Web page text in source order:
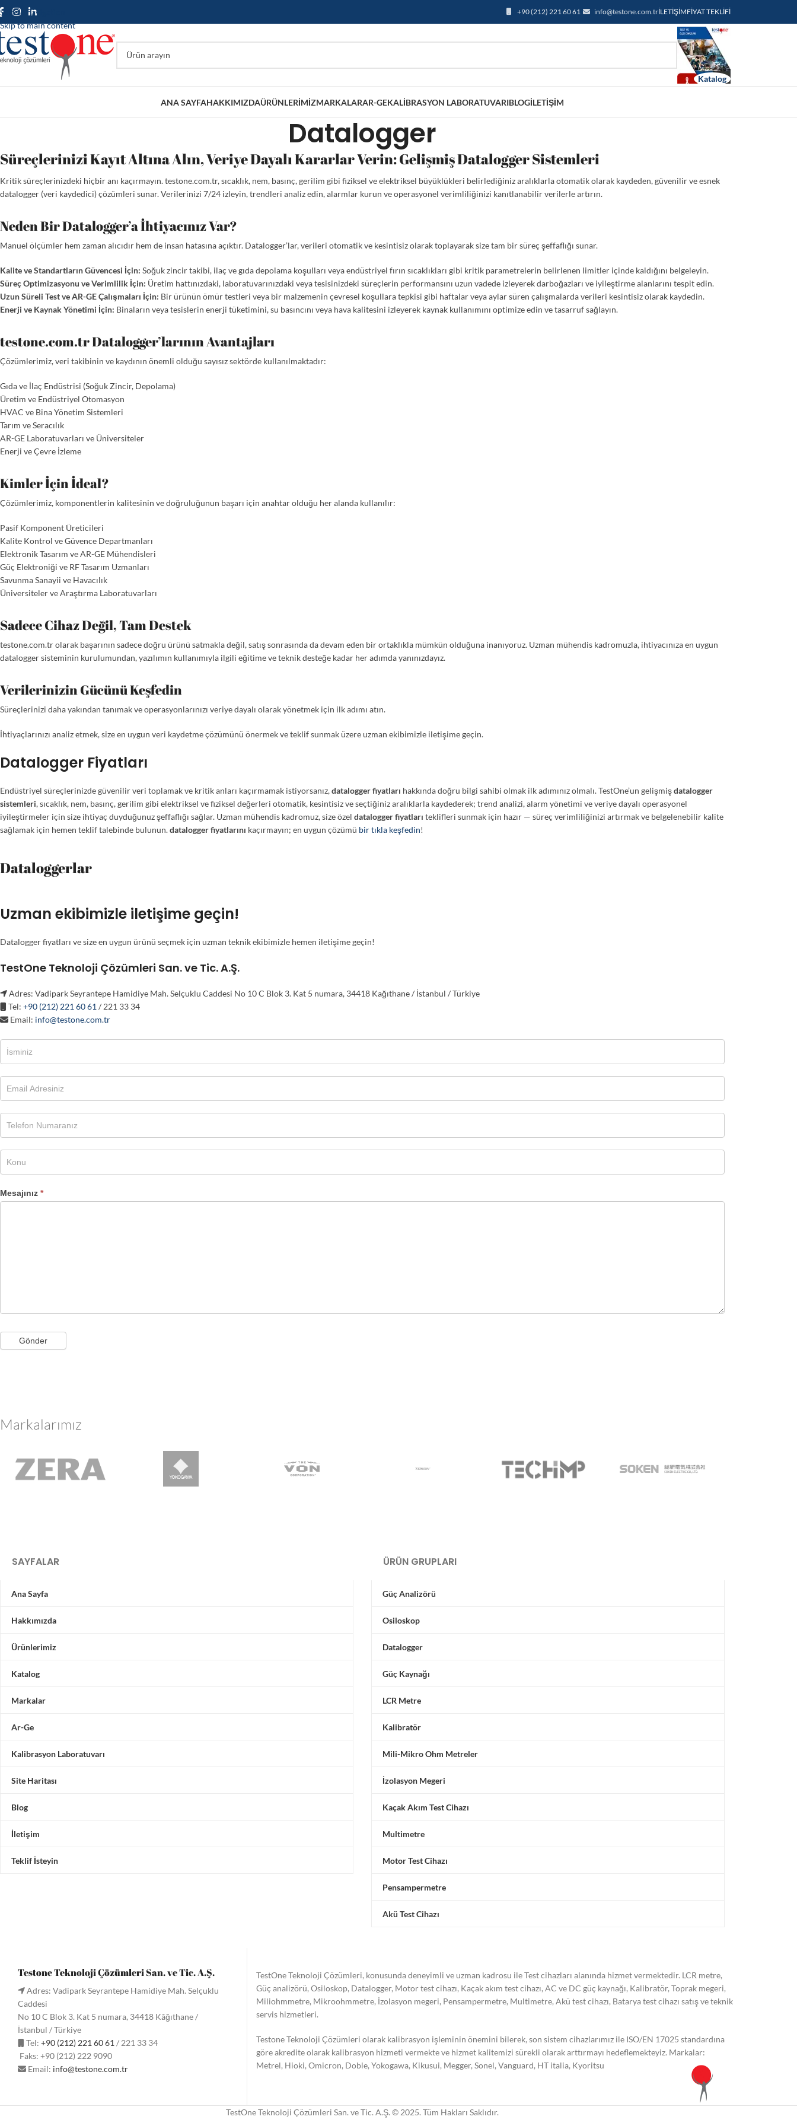
Skip to navigation
Skip to main content
+90 (212) 221 60 61 info@testone.com.trİLETIŞIMFIYAT TEKLIFI
ANA SAYFAHAKKIMIZDAÜRÜNLERIMIZMARKALARAR-GEKALIBRASYON LABORATUVARIBLOGİLETIŞIM
Datalogger
Süreçlerinizi Kayıt Altına Alın, Veriye Dayalı Kararlar Verin: Gelişmiş Datalogger Sistemleri
Kritik süreçlerinizdeki hiçbir anı kaçırmayın. testone.com.tr, sıcaklık, nem, basınç, gerilim gibi fiziksel ve elektriksel büyüklükleri belirlediğiniz aralıklarla otomatik olarak kaydeden, güvenilir ve esnek
datalogger (veri kaydedici) çözümleri sunar. Verilerinizi 7/24 izleyin, trendleri analiz edin, alarmlar kurun ve operasyonel verimliliğinizi kanıtlanabilir verilerle artırın.
Neden Bir Datalogger’a İhtiyacınız Var?
Manuel ölçümler hem zaman alıcıdır hem de insan hatasına açıktır. Datalogger’lar, verileri otomatik ve kesintisiz olarak toplayarak size tam bir süreç şeffaflığı sunar.
Kalite ve Standartların Güvencesi İçin: Soğuk zincir takibi, ilaç ve gıda depolama koşulları veya endüstriyel fırın sıcaklıkları gibi kritik parametrelerin belirlenen limitler içinde kaldığını belgeleyin.
Süreç Optimizasyonu ve Verimlilik İçin: Üretim hattınızdaki, laboratuvarınızdaki veya tesisinizdeki süreçlerin performansını uzun vadede izleyerek darboğazları ve iyileştirme alanlarını tespit edin.
Uzun Süreli Test ve AR-GE Çalışmaları İçin: Bir ürünün ömür testleri veya bir malzemenin çevresel koşullara tepkisi gibi haftalar veya aylar süren çalışmalarda verileri kesintisiz olarak kaydedin.
Enerji ve Kaynak Yönetimi İçin: Binaların veya tesislerin enerji tüketimini, su basıncını veya hava kalitesini izleyerek kaynak kullanımını optimize edin ve tasarruf sağlayın.
testone.com.tr Datalogger’larının Avantajları
Çözümlerimiz, veri takibinin ve kaydının önemli olduğu sayısız sektörde kullanılmaktadır:
Gıda ve İlaç Endüstrisi (Soğuk Zincir, Depolama)
Üretim ve Endüstriyel Otomasyon
HVAC ve Bina Yönetim Sistemleri
Tarım ve Seracılık
AR-GE Laboratuvarları ve Üniversiteler
Enerji ve Çevre İzleme
Kimler İçin İdeal?
Çözümlerimiz, komponentlerin kalitesinin ve doğruluğunun başarı için anahtar olduğu her alanda kullanılır:
Pasif Komponent Üreticileri
Kalite Kontrol ve Güvence Departmanları
Elektronik Tasarım ve AR-GE Mühendisleri
Güç Elektroniği ve RF Tasarım Uzmanları
Savunma Sanayii ve Havacılık
Üniversiteler ve Araştırma Laboratuvarları
Sadece Cihaz Değil, Tam Destek
testone.com.tr olarak başarının sadece doğru ürünü satmakla değil, satış sonrasında da devam eden bir ortaklıkla mümkün olduğuna inanıyoruz. Uzman mühendis kadromuzla, ihtiyacınıza en uygun
datalogger sisteminin kurulumundan, yazılımın kullanımıyla ilgili eğitime ve teknik desteğe kadar her adımda yanınızdayız.
Verilerinizin Gücünü Keşfedin
Süreçlerinizi daha yakından tanımak ve operasyonlarınızı veriye dayalı olarak yönetmek için ilk adımı atın.
İhtiyaçlarınızı analiz etmek, size en uygun veri kaydetme çözümünü önermek ve teklif sunmak üzere uzman ekibimizle iletişime geçin.
Datalogger Fiyatları
Endüstriyel süreçlerinizde güvenilir veri toplamak ve kritik anları kaçırmamak istiyorsanız,datalogger fiyatları hakkında doğru bilgi sahibi olmak ilk adımınız olmalı. TestOne’un gelişmişdatalogger
sistemleri, sıcaklık, nem, basınç, gerilim gibi elektriksel ve fiziksel değerleri otomatik, kesintisiz ve seçtiğiniz aralıklarla kaydederek; trend analizi, alarm yönetimi ve veriye dayalı operasyonel
iyileştirmeler için size ihtiyaç duyduğunuz şeffaflığı sağlar. Uzman mühendis kadromuz, size özel datalogger fiyatları teklifleri sunmak için hazır — süreç verimliliğinizi artırmak ve belgelenebilir kalite
sağlamak için hemen teklif talebinde bulunun.datalogger fiyatlarını kaçırmayın; en uygun çözümü bir tıkla keşfedin!
Dataloggerlar
Uzman ekibimizle iletişime geçin!
Datalogger fiyatları ve size en uygun ürünü seçmek için uzman teknik ekibimizle hemen iletişime geçin!
TestOne Teknoloji Çözümleri San. ve Tic. A.Ş.
Adres: Vadipark Seyrantepe Hamidiye Mah. Selçuklu Caddesi No 10 C Blok 3. Kat 5 numara, 34418 Kağıthane / İstanbul / Türkiye
Tel: +90 (212) 221 60 61 / 221 33 34
Email: info@testone.com.tr
İletişim
Formu
Mesajınız *
Gönder
Markalarımız
SAYFALAR
Ana Sayfa
Hakkımızda
Ürünlerimiz
Katalog
Markalar
Ar-Ge
Kalibrasyon Laboratuvarı
Site Haritası
Blog
İletişim
Teklif İsteyin
ÜRÜN GRUPLARI
Güç Analizörü
Osiloskop
Datalogger
Güç Kaynağı
LCR Metre
Kalibratör
Mili-Mikro Ohm Metreler
İzolasyon Megeri
Kaçak Akım Test Cihazı
Multimetre
Motor Test Cihazı
Pensampermetre
Akü Test Cihazı
Testone Teknoloji Çözümleri San. ve Tic. A.Ş.
Adres: Vadipark Seyrantepe Hamidiye Mah. Selçuklu
Caddesi
No 10 C Blok 3. Kat 5 numara, 34418 Kâğıthane /
İstanbul / Türkiye
Tel: +90 (212) 221 60 61 / 221 33 34
Faks: +90 (212) 222 9090
Email: info@testone.com.tr
TestOne Teknoloji Çözümleri, konusunda deneyimli ve uzman kadrosu ile Test cihazları alanında hizmet vermektedir. LCR metre,
Güç analizörü, Osiloskop, Datalogger, Motor test cihazı, Kaçak akım test cihazı, AC ve DC güç kaynağı, Kalibratör, Toprak megeri,
Miliohmmetre, Mikroohmmetre, İzolasyon megeri, Pensampermetre, Multimetre, Akü test cihazı, Batarya test cihazı satış ve teknik
servis hizmetleri.
Testone Teknoloji Çözümleri olarak kalibrasyon işleminin önemini bilerek, son sistem cihazlarımız ile ISO/EN 17025 standardına
göre akredite olarak kalibrasyon hizmeti vermekte ve hizmet kalitemizi sürekli olarak arttırmayı hedeflemekteyiz. Markalar:
Metrel, Hioki, Omicron, Doble, Yokogawa, Kikusui, Megger, Sonel, Vanguard, HT italia, Kyoritsu
TestOne Teknoloji Çözümleri San. ve Tic. A.Ş. © 2025. Tüm Hakları Saklıdır.